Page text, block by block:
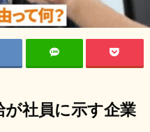
社員に示す企業